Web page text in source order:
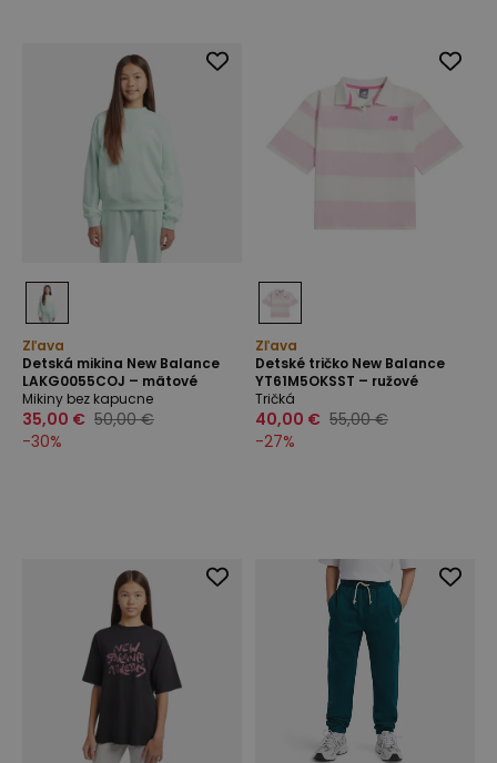
Zľava
Detská mikina New Balance
LAKG0055COJ – mätové
Mikiny bez kapucne
35,00 € 50,00 €
-30%
Zľava
Detské tričko New Balance
YT61M5OKSST – ružové
Tričká
40,00 € 55,00 €
-27%